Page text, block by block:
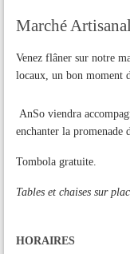
Marché
Venez flâner sur notre
locaux, un bon moment
AnSo viendra
enchanter la promenade
Tombola gratuite.
Tables et chaises sur
HORAIRES